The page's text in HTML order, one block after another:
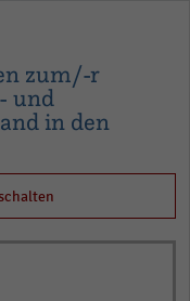
zum/-r
und
in den